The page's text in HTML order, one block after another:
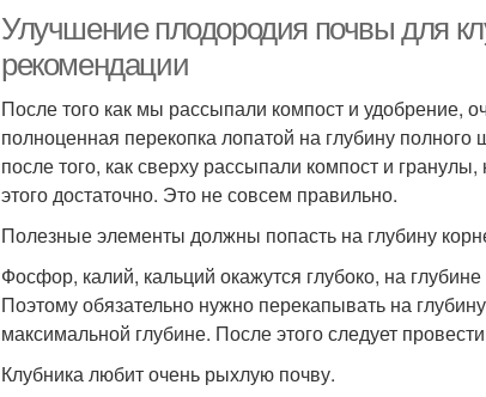
Улучшение плодородия почвы для
рекомендации
После того как мы рассыпали компост и удобрение,
полноценная перекопка лопатой на глубину
после того, как сверху рассыпали компост и
этого достаточно. Это не совсем правильно.
Полезные элементы должны попасть на глубину
Фосфор, калий, кальций окажутся глубоко, на
Поэтому обязательно нужно перекапывать на
максимальной глубине. После этого следует
Клубника любит очень рыхлую почву.